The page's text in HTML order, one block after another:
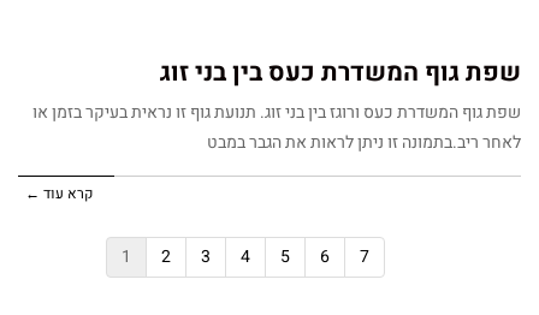
שפת גוף המשדרת כעס בין בני זוג
שפת גוף המשדרת כעס ורוגז בין בני זוג. תנועת גוף זו נראית בעיקר בזמן או
לאחר ריב.בתמונה זו ניתן לראות את הגבר במבט
קרא עוד ←
1 2 3 4 5 6 7